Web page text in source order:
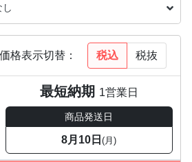
格表示切替： 税込 税抜
最短納期 1営業日
商品発送日
8月10日(月)